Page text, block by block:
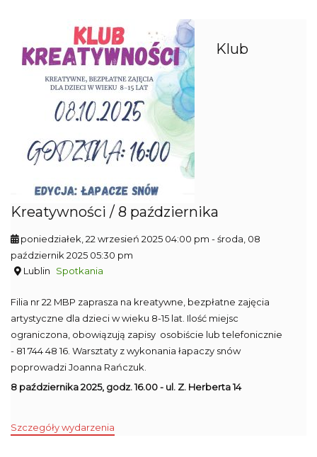
Klub
Kreatywności / 8 października
poniedziałek, 22 wrzesień 2025 04:00 pm - środa, 08
październik 2025 05:30 pm
Lublin
Spotkania
Filia nr 22 MBP zaprasza na kreatywne, bezpłatne zajęcia
artystyczne dla dzieci w wieku 8-15 lat. Ilość miejsc
ograniczona, obowiązują zapisy osobiście lub telefonicznie
- 81 744 48 16. Warsztaty z wykonania łapaczy snów
poprowadzi Joanna Rańczuk.
8 października 2025, godz. 16.00 - ul. Z. Herberta 14
Szczegóły wydarzenia